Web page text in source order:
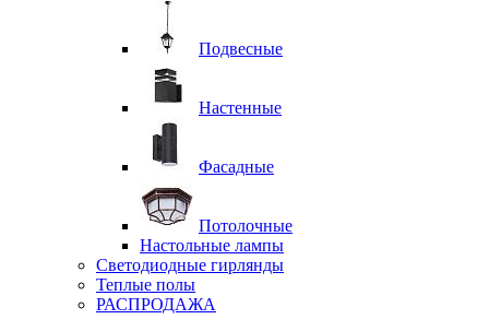
Подвесные
Настенные
Фасадные
Потолочные
Настольные лампы
Светодиодные гирлянды
Теплые полы
РАСПРОДАЖА